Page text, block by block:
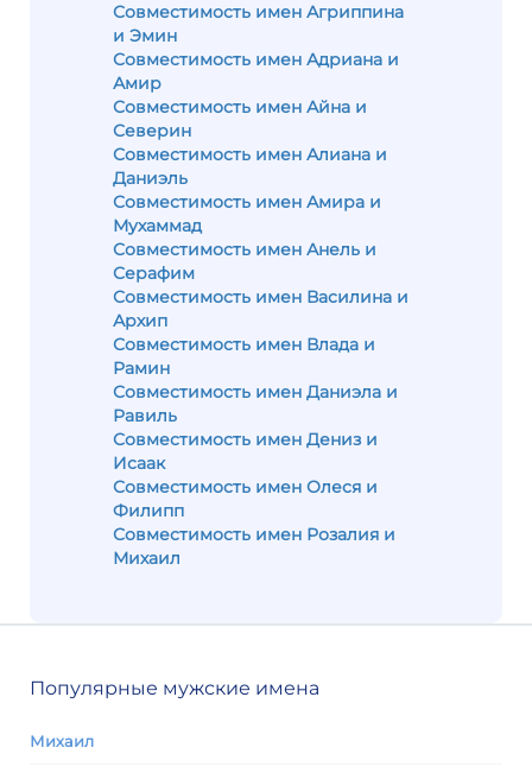
Совместимость имен Агриппина
и Эмин
Совместимость имен Адриана и
Амир
Совместимость имен Айна и
Северин
Совместимость имен Алиана и
Даниэль
Совместимость имен Амира и
Мухаммад
Совместимость имен Анель и
Серафим
Совместимость имен Василина и
Архип
Совместимость имен Влада и
Рамин
Совместимость имен Даниэла и
Равиль
Совместимость имен Дениз и
Исаак
Совместимость имен Олеся и
Филипп
Совместимость имен Розалия и
Михаил
Популярные мужские имена
Михаил